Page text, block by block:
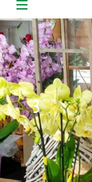
Menu
3 / 7